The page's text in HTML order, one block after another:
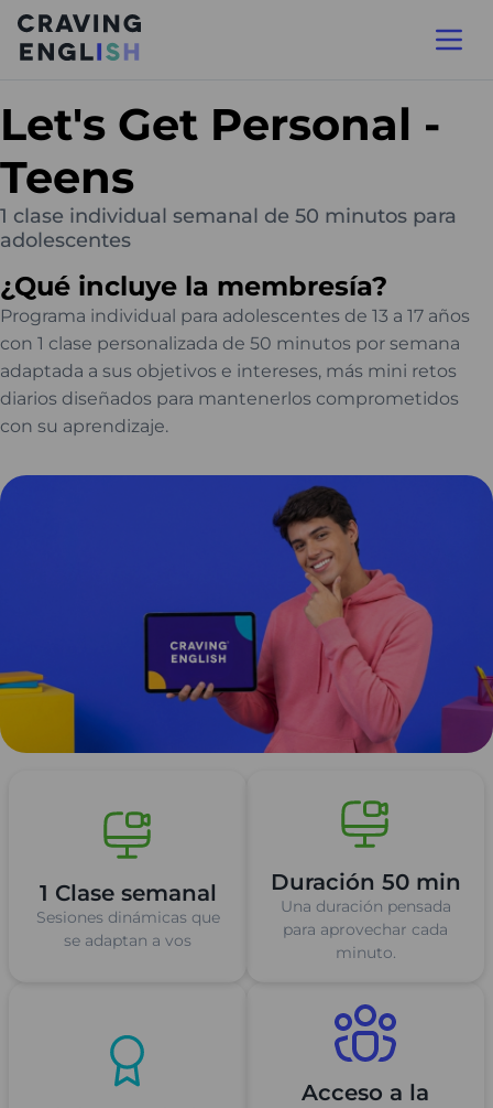
Let's Get Personal -
Teens
1 clase individual semanal de 50 minutos para
adolescentes
¿Qué incluye la membresía?
Programa individual para adolescentes de 13 a 17 años
con 1 clase personalizada de 50 minutos por semana
adaptada a sus objetivos e intereses, más mini retos
diarios diseñados para mantenerlos comprometidos
con su aprendizaje.
1 Clase semanal
Sesiones dinámicas que
se adaptan a vos
Duración 50 min
Una duración pensada
para aprovechar cada
minuto.
Acceso a la